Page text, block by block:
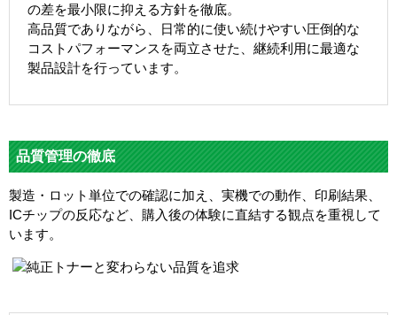
の差を最小限に抑える方針を徹底。
高品質でありながら、日常的に使い続けやすい圧倒的な
コストパフォーマンスを両立させた、継続利用に最適な
製品設計を行っています。
品質管理の徹底
製造・ロット単位での確認に加え、実機での動作、印刷結果、
ICチップの反応など、購入後の体験に直結する観点を重視して
います。